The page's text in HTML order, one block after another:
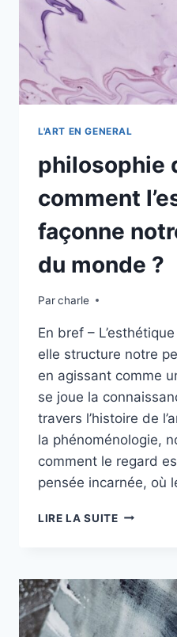
L'ART EN GENERAL
philosophie
comment
façonne
du monde ?
Parcharle
En bref –
elle structure notre
en agissant comme
se joue la
travers l’histoire de
la phénoménologie,
comment le regard
pensée incarnée, où
LIRE LA SUITE
FAÇONNE
NOTRE